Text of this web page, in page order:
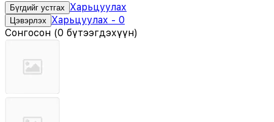
Бүгдийг устгах Харьцуулах
Цэвэрлэх Харьцуулах - 0
Сонгосон (0 бүтээгдэхүүн)